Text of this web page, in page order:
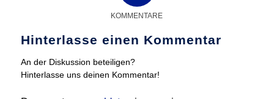
KOMMENTARE
Hinterlasse einen Kommentar
An der Diskussion beteiligen?
Hinterlasse uns deinen Kommentar!